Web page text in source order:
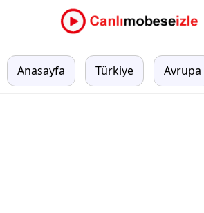
Anasayfa Türkiye Avrupa